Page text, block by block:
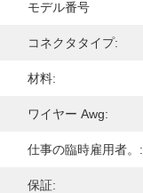
モデル番号
コネクタタイプ:
材料:
ワイヤー Awg:
仕事の臨時雇用者。:
保証: